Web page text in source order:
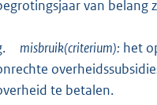
van belang
misbruik(criterium): het
te betalen.